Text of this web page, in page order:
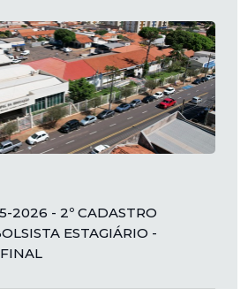
2026 - 2º CADASTRO
ESTAGIÁRIO -